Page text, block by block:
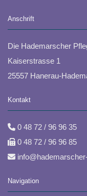
Anschrift
Die Hademarscher
Kaiserstrasse 1
25557 Hanerau-
Kontakt
 0 48 72 / 96 96 35
 0 48 72 / 96 96 85

Navigation